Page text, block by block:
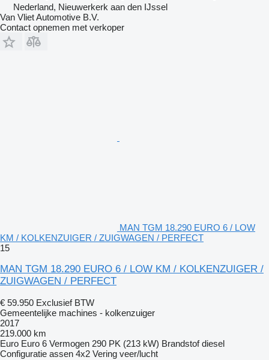
Nederland, Nieuwerkerk aan den IJssel
Van Vliet Automotive B.V.
Contact opnemen met verkoper
MAN TGM 18.290 EURO 6 / LOW
KM / KOLKENZUIGER / ZUIGWAGEN / PERFECT
15
MAN TGM 18.290 EURO 6 / LOW KM / KOLKENZUIGER /
ZUIGWAGEN / PERFECT
€ 59.950 Exclusief BTW
Gemeentelijke machines - kolkenzuiger
2017
219.000 km
Euro Euro 6 Vermogen 290 PK (213 kW) Brandstof diesel
Configuratie assen 4x2 Vering veer/lucht